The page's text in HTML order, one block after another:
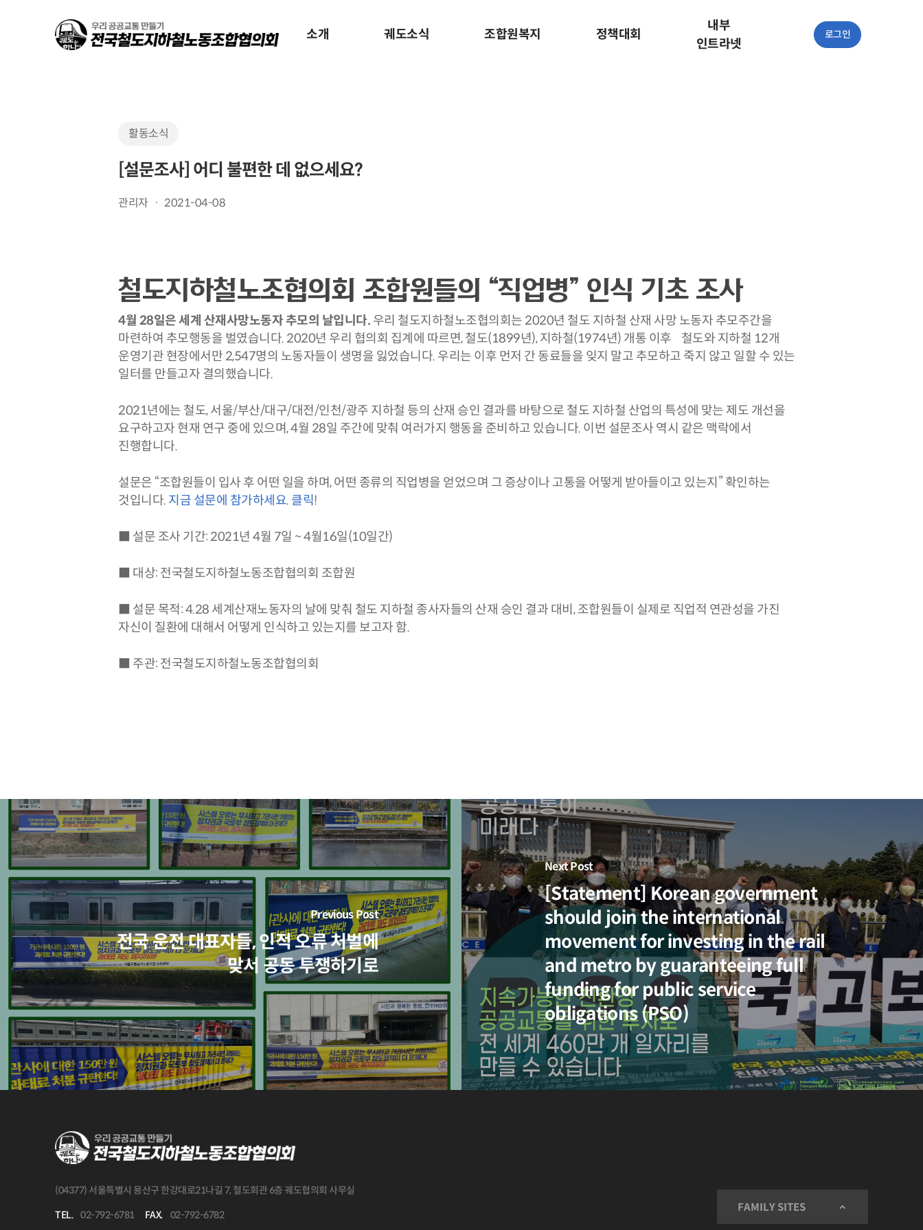
소개 궤도소식 조합원복지 정책대회
내부
인트라넷
로그인
활동소식
[설문조사] 어디 불편한 데 없으세요?
관리자 2021-04-08
철도지하철노조협의회 조합원들의 “직업병” 인식 기초 조사
4월 28일은 세계 산재사망노동자 추모의 날입니다. 우리 철도지하철노조협의회는 2020년 철도 지하철 산재 사망 노동자 추모주간을
마련하여 추모행동을 벌였습니다. 2020년 우리 협의회 집계에 따르면, 철도(1899년), 지하철(1974년) 개통 이후 철도와 지하철 12개
운영기관 현장에서만 2,547명의 노동자들이 생명을 잃었습니다. 우리는 이후 먼저 간 동료들을 잊지 말고 추모하고 죽지 않고 일할 수 있는
일터를 만들고자 결의했습니다.
2021년에는 철도, 서울/부산/대구/대전/인천/광주 지하철 등의 산재 승인 결과를 바탕으로 철도 지하철 산업의 특성에 맞는 제도 개선을
요구하고자 현재 연구 중에 있으며, 4월 28일 주간에 맞춰 여러가지 행동을 준비하고 있습니다. 이번 설문조사 역시 같은 맥락에서
진행합니다.
설문은 “조합원들이 입사 후 어떤 일을 하며, 어떤 종류의 직업병을 얻었으며 그 증상이나 고통을 어떻게 받아들이고 있는지” 확인하는
것입니다. 지금 설문에 참가하세요. 클릭!
■ 설문 조사 기간: 2021년 4월 7일 ~ 4월16일(10일간)
■ 대상: 전국철도지하철노동조합협의회 조합원
■ 설문 목적: 4.28 세계산재노동자의 날에 맞춰 철도 지하철 종사자들의 산재 승인 결과 대비, 조합원들이 실제로 직업적 연관성을 가진
자신이 질환에 대해서 어떻게 인식하고 있는지를 보고자 함.
■ 주관: 전국철도지하철노동조합협의회
Previous Post
전국 운전 대표자들, 인적 오류 처벌에
맞서 공동 투쟁하기로
Next Post
[Statement] Korean government
should join the international
movement for investing in the rail
and metro by guaranteeing full
funding for public service
obligations (PSO)
(04377) 서울특별시 용산구 한강대로21나길 7, 철도회관 6층 궤도협의회 사무실
TEL. 02-792-6781 FAX. 02-792-6782
FAMILY SITES